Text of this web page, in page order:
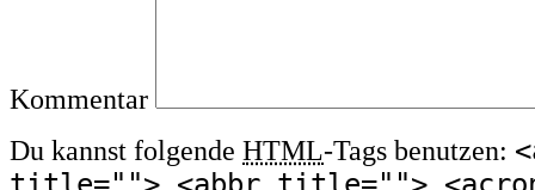
Kommentar
Du kannst folgende HTML-Tags benutzen: